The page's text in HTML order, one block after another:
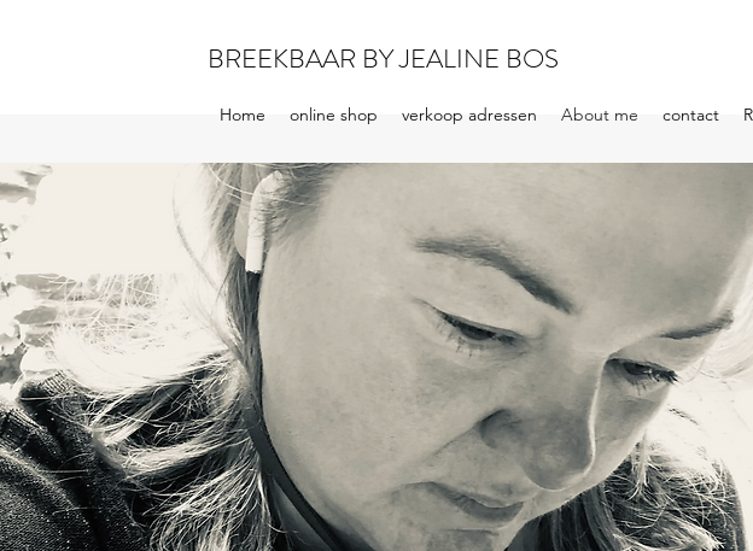
BREEKBAAR BY JEALINE BOS
Home online shop verkoop adressen About me contact